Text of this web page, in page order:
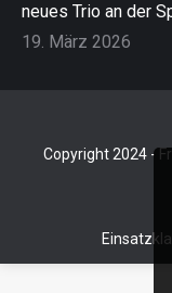
neues Trio an der
19. März 2026
Copyright 2024 -